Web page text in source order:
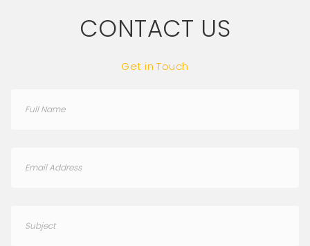
CONTACT US
Get in Touch